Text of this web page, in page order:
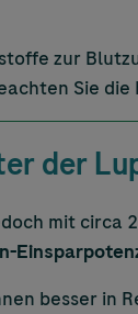
zur
Sie
der
mit circa
besser in